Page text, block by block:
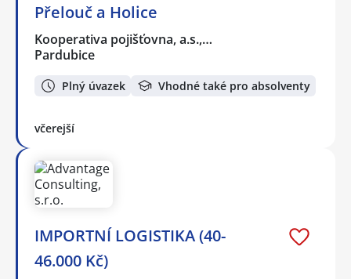
Přelouč a Holice
Kooperativa pojišťovna, a.s.,…
Pardubice
Plný úvazek Vhodné také pro absolventy
včerejší
IMPORTNÍ LOGISTIKA (40-
46.000 Kč)